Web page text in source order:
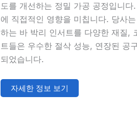
도를 개선하는 정밀 가공 공정입니다.
에 직접적인 영향을 미칩니다. 당사
하는 바 박리 인서트를 다양한 재질,
트들은 우수한 절삭 성능, 연장된 공
되었습니다.
자세한 정보 보기